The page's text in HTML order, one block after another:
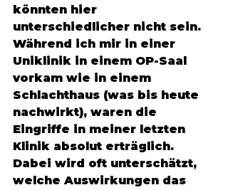
könnten hier
unterschiedlicher nicht sein.
Während ich mir in einer
Uniklinik in einem OP-Saal
vorkam wie in einem
Schlachthaus (was bis heute
nachwirkt), waren die
Eingriffe in meiner letzten
Klinik absolut erträglich.
Dabei wird oft unterschätzt,
welche Auswirkungen das